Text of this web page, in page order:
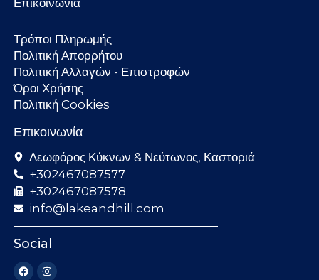
Τρόποι Πληρωμής
Πολιτική Απορρήτου
Πολιτική Αλλαγών - Επιστροφών
Όροι Χρήσης
Πολιτική Cookies
Επικοινωνία
Λεωφόρος Κύκνων & Νεύτωνος, Καστοριά
+302467087577
+302467087578
info@lakeandhill.com
Social